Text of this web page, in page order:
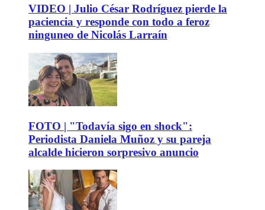
VIDEO | Julio César Rodríguez pierde la
paciencia y responde con todo a feroz
ninguneo de Nicolás Larraín
FOTO | "Todavía sigo en shock":
Periodista Daniela Muñoz y su pareja
alcalde hicieron sorpresivo anuncio